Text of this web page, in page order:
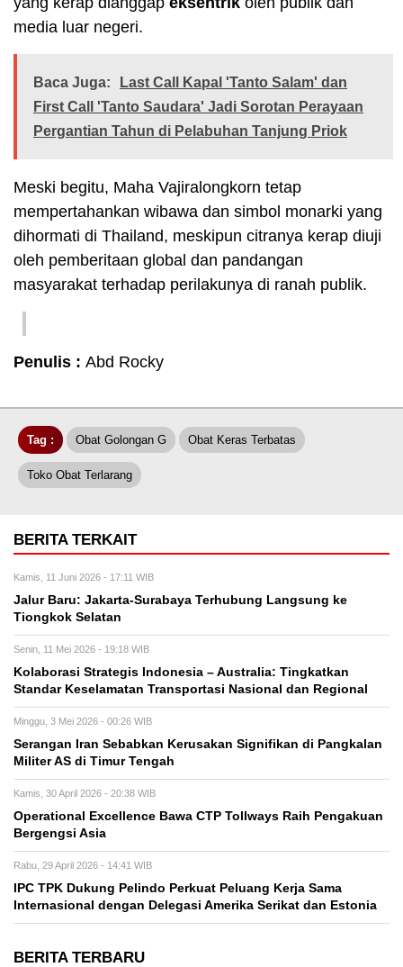
media luar negeri.
Baca Juga:
Last Call Kapal 'Tanto Salam' dan
First Call 'Tanto Saudara' Jadi Sorotan Perayaan
Pergantian Tahun di Pelabuhan Tanjung Priok
Meski begitu, Maha Vajiralongkorn tetap
mempertahankan wibawa dan simbol monarki yang
dihormati di Thailand, meskipun citranya kerap diuji
oleh pemberitaan global dan pandangan
masyarakat terhadap perilakunya di ranah publik.
Penulis : Abd Rocky
Tag : Obat Golongan G Obat Keras Terbatas
Toko Obat Terlarang
BERITA TERKAIT
Kamis, 11 Juni 2026 - 17:11 WIB
Jalur Baru: Jakarta-Surabaya Terhubung Langsung ke
Tiongkok Selatan
Senin, 11 Mei 2026 - 19:18 WIB
Kolaborasi Strategis Indonesia – Australia: Tingkatkan
Standar Keselamatan Transportasi Nasional dan Regional
Minggu, 3 Mei 2026 - 00:26 WIB
Serangan Iran Sebabkan Kerusakan Signifikan di Pangkalan
Militer AS di Timur Tengah
Kamis, 30 April 2026 - 20:38 WIB
Operational Excellence Bawa CTP Tollways Raih Pengakuan
Bergengsi Asia
Rabu, 29 April 2026 - 14:41 WIB
IPC TPK Dukung Pelindo Perkuat Peluang Kerja Sama
Internasional dengan Delegasi Amerika Serikat dan Estonia
BERITA TERBARU